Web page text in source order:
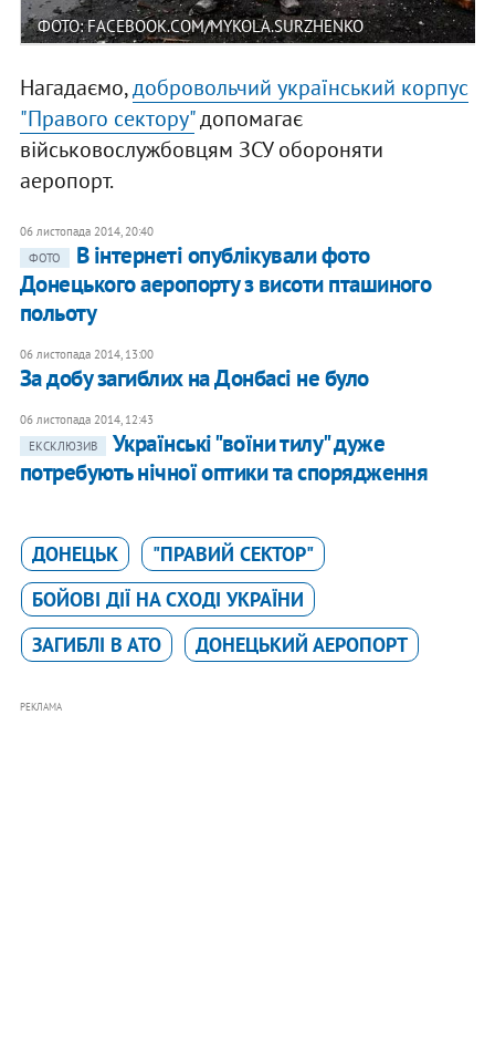
ФОТО: FACEBOOK.COM/MYKOLA.SURZHENKO
Нагадаємо,добровольчий український корпус
"Правого сектору"допомагає
військовослужбовцям ЗСУ обороняти
аеропорт.
06 листопада 2014, 20:40
ФОТО
В інтернеті опублікували фото
Донецького аеропорту з висоти пташиного
польоту
06 листопада 2014, 13:00
За добу загиблих на Донбасі не було
06 листопада 2014, 12:43
ЕКСКЛЮЗИВ
Українські "воїни тилу" дуже
потребують нічної оптики та спорядження
ДОНЕЦЬК
"ПРАВИЙ СЕКТОР"
БОЙОВІ ДІЇ НА СХОДІ УКРАЇНИ
ЗАГИБЛІ В АТО
ДОНЕЦЬКИЙ АЕРОПОРТ
РЕКЛАМА